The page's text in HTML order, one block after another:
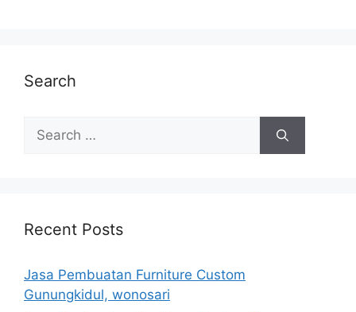
Search
Search
for:
Recent Posts
Jasa Pembuatan Furniture Custom
Gunungkidul, wonosari